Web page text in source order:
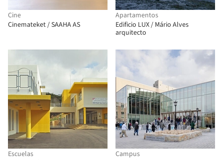
Cine
Cinemateket / SAAHA AS
Apartamentos
Edificio LUX / Mário Alves
arquitecto
Escuelas
Campus